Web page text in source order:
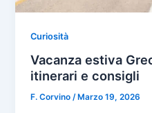
Curiosità
Vacanza estiva
itinerari e consigli
F. Corvino/ Marzo 19, 2026